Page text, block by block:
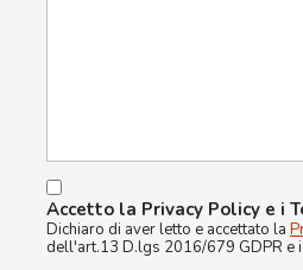
Accetto la Privacy Policy e i
Dichiaro di aver letto e accettato la
dell'art.13 D.lgs 2016/679 GDPR e